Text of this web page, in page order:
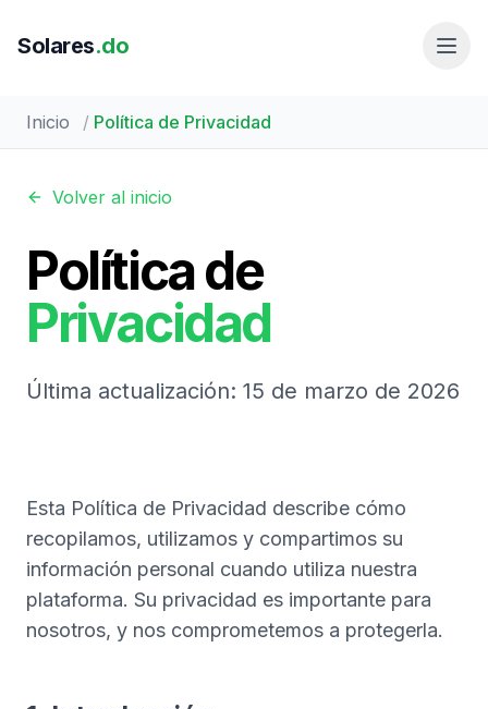
Solares.do
Inicio / Política de Privacidad
Volver al inicio
Política de
Privacidad
Última actualización: 15 de marzo de 2026
Esta Política de Privacidad describe cómo
recopilamos, utilizamos y compartimos su
información personal cuando utiliza nuestra
plataforma. Su privacidad es importante para
nosotros, y nos comprometemos a protegerla.